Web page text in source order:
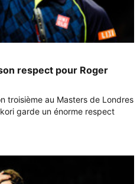
respect pour Roger
troisième au Masters de Londres
garde un énorme respect